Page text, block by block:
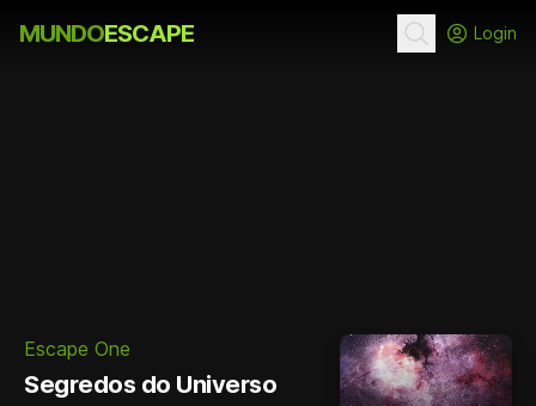
MUNDOESCAPE Login
Escape One
Segredos do Universo